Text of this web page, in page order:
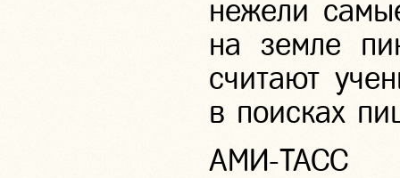
нежели
на земле
считают
в поисках
АМИ-ТАСС